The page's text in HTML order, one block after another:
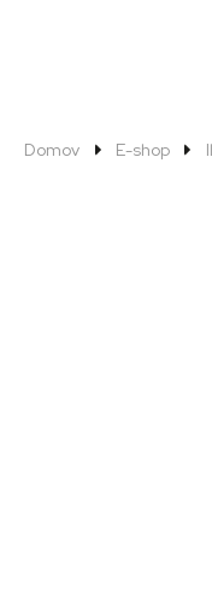
Domov E-shop